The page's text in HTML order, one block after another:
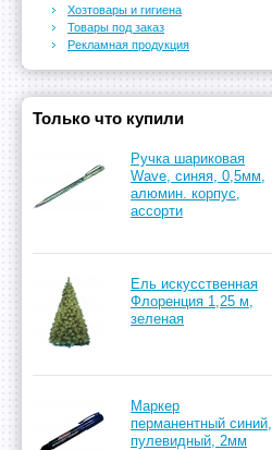
Хозтовары и гигиена
Товары под заказ
Рекламная продукция
Только что купили
Ручка шариковая
Wave, синяя, 0,5мм,
алюмин. корпус,
ассорти
Ель искусственная
Флоренция 1,25 м,
зеленая
Маркер
перманентный синий,
пулевидный, 2мм